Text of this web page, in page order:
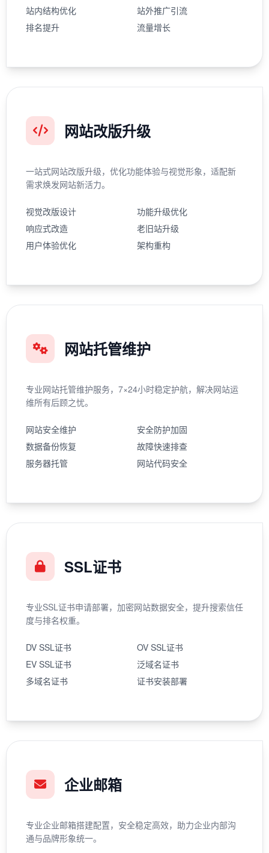
站内结构优化
站外推广引流
排名提升
流量增长
网站改版升级
一站式网站改版升级，优化功能体验与视觉形象，适配新
需求焕发网站新活力。
视觉改版设计
功能升级优化
响应式改造
老旧站升级
用户体验优化
架构重构
网站托管维护
专业网站托管维护服务，7×24小时稳定护航，解决网站运
维所有后顾之忧。
网站安全维护
安全防护加固
数据备份恢复
故障快速排查
服务器托管
网站代码安全
SSL证书
专业SSL证书申请部署，加密网站数据安全，提升搜索信任
度与排名权重。
DV SSL证书
OV SSL证书
EV SSL证书
泛域名证书
多域名证书
证书安装部署
企业邮箱
专业企业邮箱搭建配置，安全稳定高效，助力企业内部沟
通与品牌形象统一。